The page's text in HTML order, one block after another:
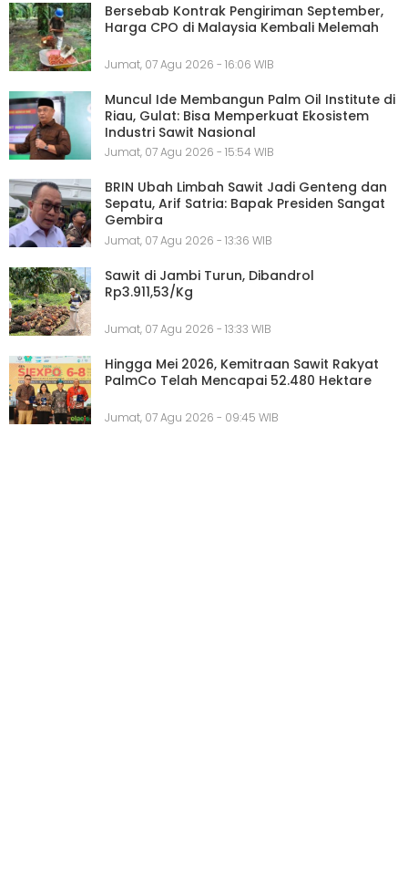
Bersebab Kontrak Pengiriman September,
Harga CPO di Malaysia Kembali Melemah
Jumat, 07 Agu 2026 - 16:06 WIB
Muncul Ide Membangun Palm Oil Institute di
Riau, Gulat: Bisa Memperkuat Ekosistem
Industri Sawit Nasional
Jumat, 07 Agu 2026 - 15:54 WIB
BRIN Ubah Limbah Sawit Jadi Genteng dan
Sepatu, Arif Satria: Bapak Presiden Sangat
Gembira
Jumat, 07 Agu 2026 - 13:36 WIB
Sawit di Jambi Turun, Dibandrol
Rp3.911,53/Kg
Jumat, 07 Agu 2026 - 13:33 WIB
Hingga Mei 2026, Kemitraan Sawit Rakyat
PalmCo Telah Mencapai 52.480 Hektare
Jumat, 07 Agu 2026 - 09:45 WIB